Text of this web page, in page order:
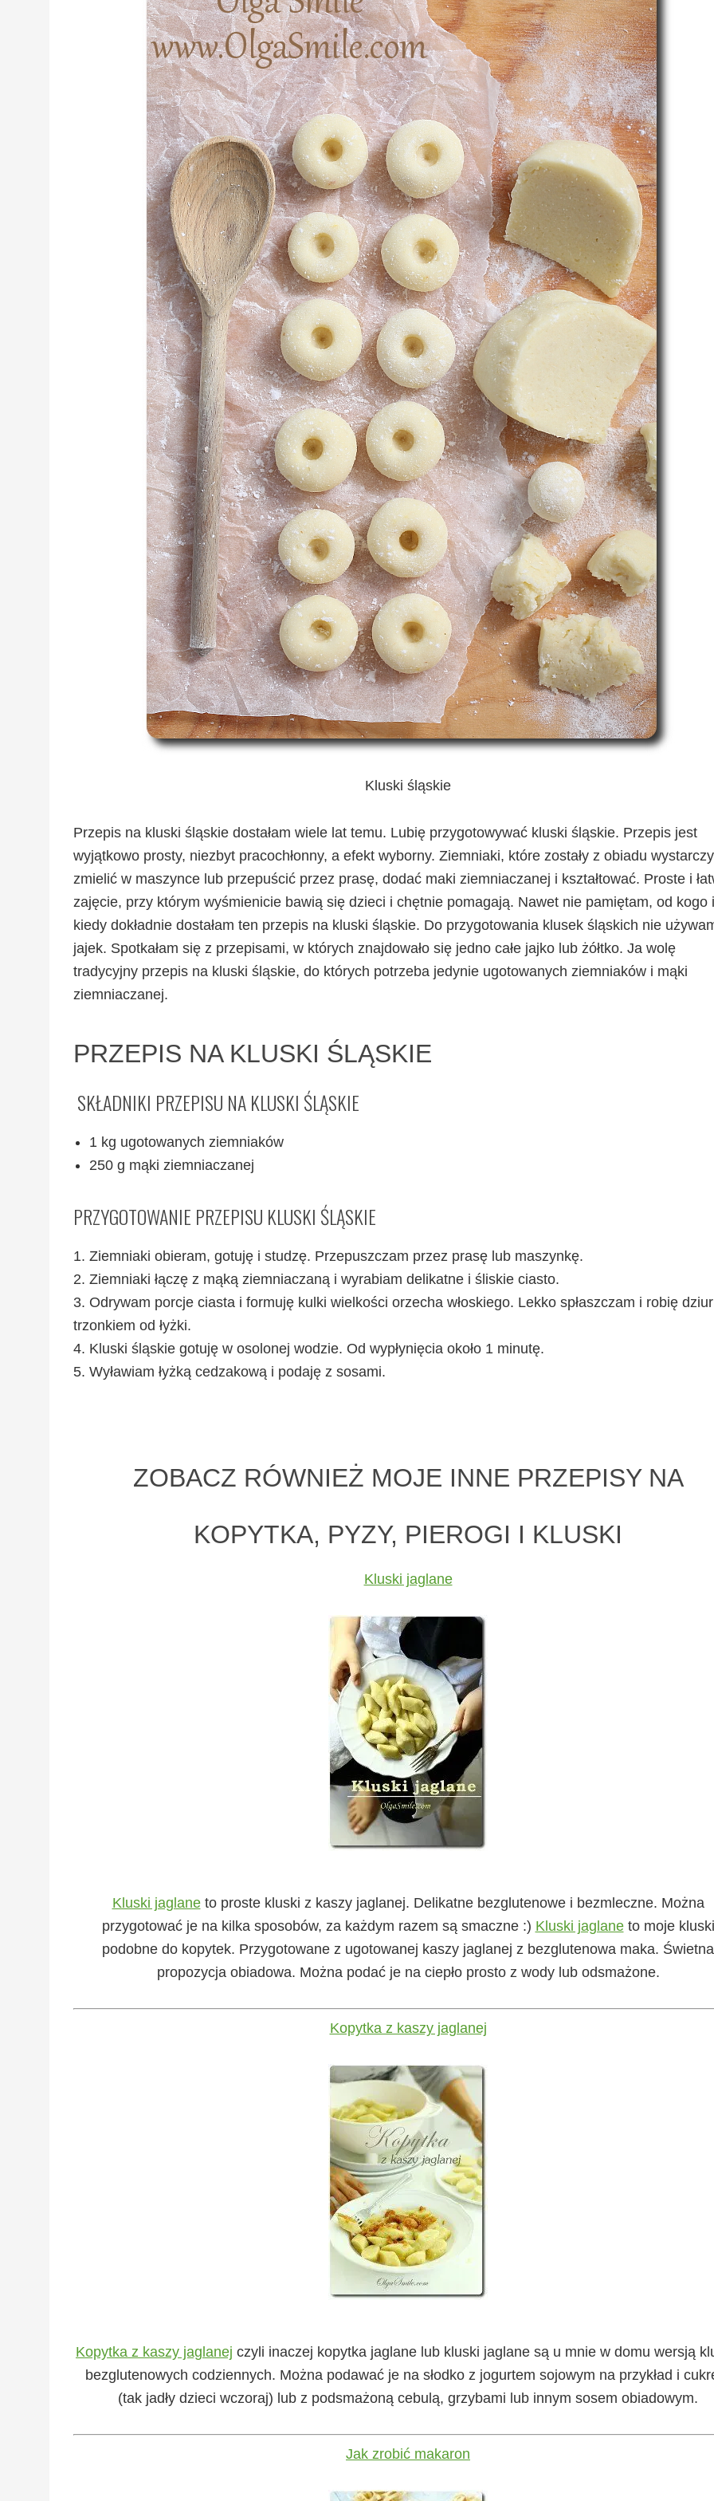
Kluski śląskie
Przepis na kluski śląskie dostałam wiele lat temu. Lubię przygotowywać kluski śląskie. Przepis jest
wyjątkowo prosty, niezbyt pracochłonny, a efekt wyborny. Ziemniaki, które zostały z obiadu wystarczy
zmielić w maszynce lub przepuścić przez prasę, dodać maki ziemniaczanej i kształtować. Proste i
zajęcie, przy którym wyśmienicie bawią się dzieci i chętnie pomagają. Nawet nie pamiętam, od kogo i
kiedy dokładnie dostałam ten przepis na kluski śląskie. Do przygotowania klusek śląskich nie
jajek. Spotkałam się z przepisami, w których znajdowało się jedno całe jajko lub żółtko. Ja wolę
tradycyjny przepis na kluski śląskie, do których potrzeba jedynie ugotowanych ziemniaków i mąki
ziemniaczanej.
PRZEPIS NA KLUSKI ŚLĄSKIE
SKŁADNIKI PRZEPISU NA KLUSKI ŚLĄSKIE
1 kg ugotowanych ziemniaków
250 g mąki ziemniaczanej
PRZYGOTOWANIE PRZEPISU KLUSKI ŚLĄSKIE
1. Ziemniaki obieram, gotuję i studzę. Przepuszczam przez prasę lub maszynkę.
2. Ziemniaki łączę z mąką ziemniaczaną i wyrabiam delikatne i śliskie ciasto.
3. Odrywam porcje ciasta i formuję kulki wielkości orzecha włoskiego. Lekko spłaszczam i robię
trzonkiem od łyżki.
4. Kluski śląskie gotuję w osolonej wodzie. Od wypłynięcia około 1 minutę.
5. Wyławiam łyżką cedzakową i podaję z sosami.
ZOBACZ RÓWNIEŻ MOJE INNE PRZEPISY NA
KOPYTKA, PYZY, PIEROGI I KLUSKI
Kluski jaglane
Kluski jaglaneto proste kluski z kaszy jaglanej. Delikatne bezglutenowe i bezmleczne. Można
przygotować je na kilka sposobów, za każdym razem są smaczne :) Kluski jaglaneto moje kluski
podobne do kopytek. Przygotowane z ugotowanej kaszy jaglanej z bezglutenowa maka. Świetna
propozycja obiadowa. Można podać je na ciepło prosto z wody lub odsmażone.
Kopytka z kaszy jaglanej
Kopytka z kaszy jaglanej czyli inaczej kopytka jaglane lub kluski jaglane są u mnie w domu wersją
bezglutenowych codziennych. Można podawać je na słodko z jogurtem sojowym na przykład i
(tak jadły dzieci wczoraj) lub z podsmażoną cebulą, grzybami lub innym sosem obiadowym.
Jak zrobić makaron